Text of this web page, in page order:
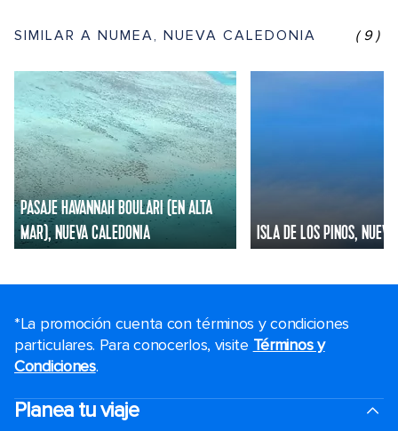
SIMILAR A NUMEA, NUEVA CALEDONIA (9)
PASAJE HAVANNAH BOULARI (EN ALTA
MAR), NUEVA CALEDONIA
ISLA DE LOS PINOS,
*La promoción cuenta con términos y condiciones
particulares. Para conocerlos, visite Términos y
Condiciones.
Planea tu viaje